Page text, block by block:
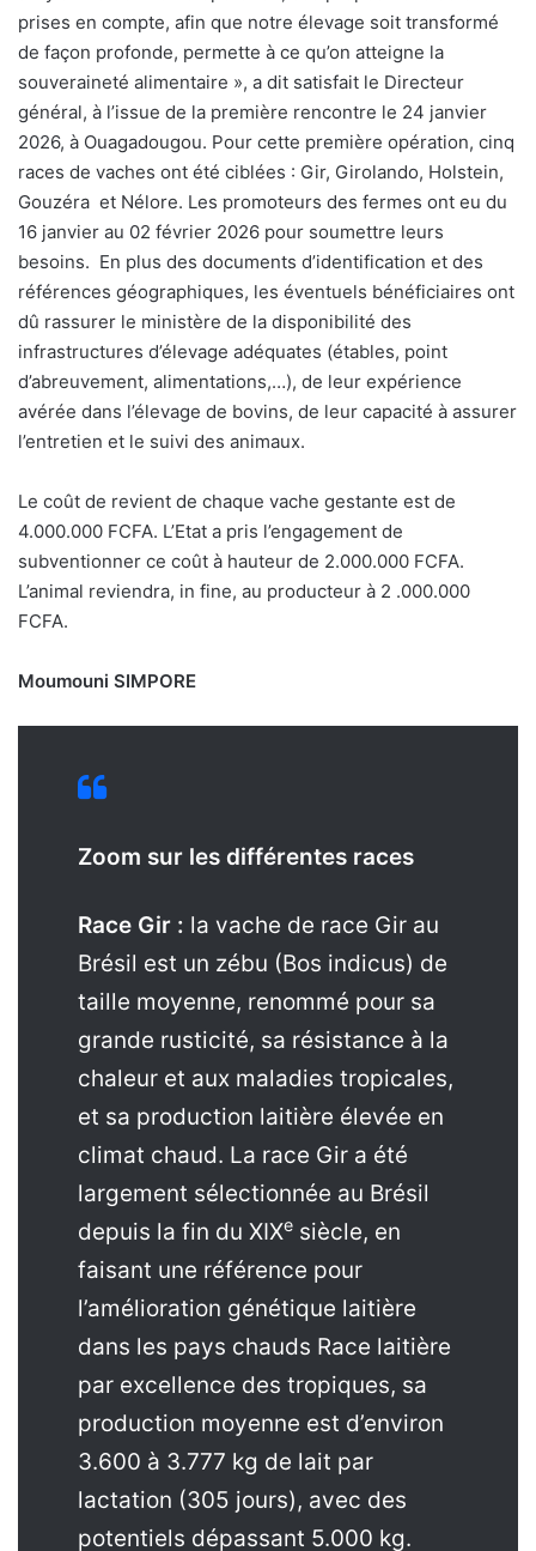
prises en compte, afin que notre élevage soit transformé
de façon profonde, permette à ce qu’on atteigne la
souveraineté alimentaire », a dit satisfait le Directeur
général, à l’issue de la première rencontre le 24 janvier
2026, à Ouagadougou. Pour cette première opération, cinq
races de vaches ont été ciblées : Gir, Girolando, Holstein,
Gouzéra et Nélore. Les promoteurs des fermes ont eu du
16 janvier au 02 février 2026 pour soumettre leurs
besoins. En plus des documents d’identification et des
références géographiques, les éventuels bénéficiaires ont
dû rassurer le ministère de la disponibilité des
infrastructures d’élevage adéquates (étables, point
d’abreuvement, alimentations,…), de leur expérience
avérée dans l’élevage de bovins, de leur capacité à assurer
l’entretien et le suivi des animaux.
Le coût de revient de chaque vache gestante est de
4.000.000 FCFA. L’Etat a pris l’engagement de
subventionner ce coût à hauteur de 2.000.000 FCFA.
L’animal reviendra, in fine, au producteur à 2 .000.000
FCFA.
Moumouni SIMPORE
Zoom sur les différentes races
Race Gir : la vache de race Gir au
Brésil est un zébu (Bos indicus) de
taille moyenne, renommé pour sa
grande rusticité, sa résistance à la
chaleur et aux maladies tropicales,
et sa production laitière élevée en
climat chaud. La race Gir a été
largement sélectionnée au Brésil
depuis la fin du XIXe siècle, en
faisant une référence pour
l’amélioration génétique laitière
dans les pays chauds Race laitière
par excellence des tropiques, sa
production moyenne est d’environ
3.600 à 3.777 kg de lait par
lactation (305 jours), avec des
potentiels dépassant 5.000 kg.